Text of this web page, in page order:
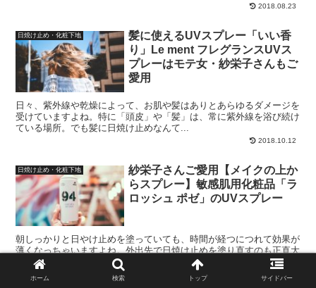
2018.08.23
日焼け止め・化粧下地
髪に使えるUVスプレー「いい香
り」Le ment フレグランスUVス
プレーはモテ女・紗栄子さんもご
愛用
日々、紫外線や乾燥によって、お肌や髪はありとあらゆるダメージを
受けていますよね。特に「頭皮」や「髪」は、常に紫外線を浴び続け
ている場所。でも髪に日焼け止めなんて...
2018.10.12
日焼け止め・化粧下地
紗栄子さんご愛用【メイクの上か
らスプレー】敏感肌用化粧品「ラ
ロッシュ ポゼ」のUVスプレー
朝しっかりと日やけ止めを塗っていても、時間が経つにつれて効果が
薄くなっちゃいますよね。外出先で日焼け止めを塗り直すのも正直大
変じゃないですか？紗栄子さんが公式イ...
2018.08.23
ホーム 検索 トップ サイドバー